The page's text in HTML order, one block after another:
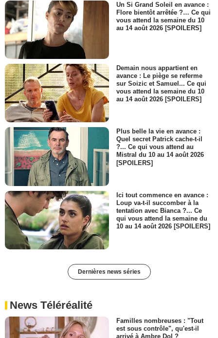
Un Si Grand Soleil en avance :
Flore bientôt arrêtée ?… Ce qui
vous attend la semaine du 10
au 14 août 2026 [SPOILERS]
Demain nous appartient en
avance : Le piège se referme
sur Soizic et Samuel... Ce qui
vous attend la semaine du 10
au 14 août 2026 [SPOILERS]
Plus belle la vie en avance :
Quel secret Patrick cache-t-il
?... Ce qui vous attend au
Mistral du 10 au 14 août 2026
[SPOILERS]
Ici tout commence en avance :
Loup va-t-il succomber à la
tentation avec Bianca ?... Ce
qui vous attend la semaine du
10 au 14 août 2026 [SPOILERS]
Dernières news séries
News Téléréalité
Familles nombreuses : "Tout
est sous contrôle", qu'est-il
arrivé à Ambre Dol ?